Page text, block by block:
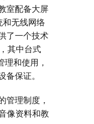
室配备大屏
无线网络
了一个技术
其中台式
和使用，
保证。
管理制度，
像资料和教